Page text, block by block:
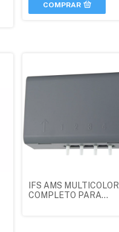
COMPRAR
IFS AMS MULTICOLOR
COMPLETO PARA